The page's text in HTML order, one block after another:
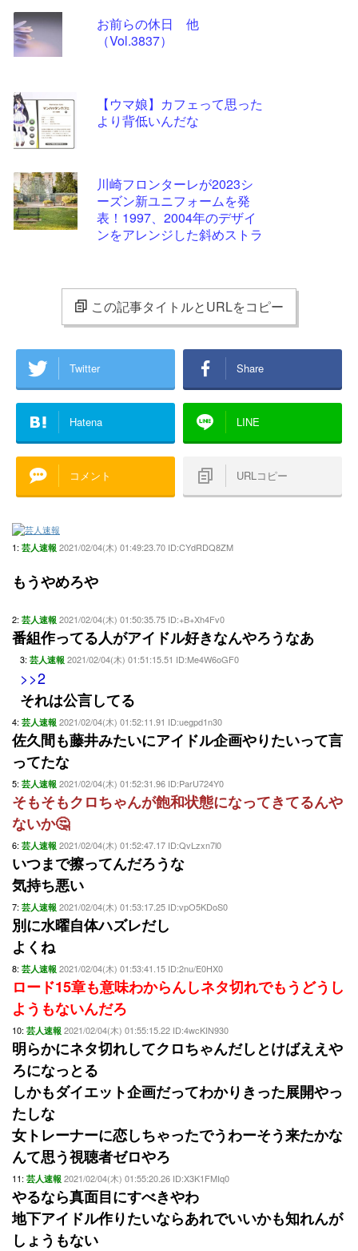
お前らの休日 他
（Vol.3837）
【ウマ娘】カフェって思った
より背低いんだな
川崎フロンターレが2023シ
ーズン新ユニフォームを発
表！1997、2004年のデザイ
ンをアレンジした斜めストラ
この記事タイトルとURLをコピー
Twitter Share
Hatena LINE
コメント URLコピー
1: 芸人速報 2021/02/04(木) 01:49:23.70 ID:CYdRDQ8ZM
もうやめろや
2: 芸人速報 2021/02/04(木) 01:50:35.75 ID:+B+Xh4Fv0
番組作ってる人がアイドル好きなんやろうなあ
3: 芸人速報 2021/02/04(木) 01:51:15.51 ID:Me4W6oGF0
>>2
それは公言してる
4: 芸人速報 2021/02/04(木) 01:52:11.91 ID:uegpd1n30
佐久間も藤井みたいにアイドル企画やりたいって言
ってたな
5: 芸人速報 2021/02/04(木) 01:52:31.96 ID:ParU724Y0
そもそもクロちゃんが飽和状態になってきてるんや
ないか🤔
6: 芸人速報 2021/02/04(木) 01:52:47.17 ID:QvLzxn7l0
いつまで擦ってんだろうな
気持ち悪い
7: 芸人速報 2021/02/04(木) 01:53:17.25 ID:vpO5KDoS0
別に水曜自体ハズレだし
よくね
8: 芸人速報 2021/02/04(木) 01:53:41.15 ID:2nu/E0HX0
ロード15章も意味わからんしネタ切れでもうどうし
ようもないんだろ
10: 芸人速報 2021/02/04(木) 01:55:15.22 ID:4wcKIN930
明らかにネタ切れしてクロちゃんだしとけばええや
ろになっとる
しかもダイエット企画だってわかりきった展開やっ
たしな
女トレーナーに恋しちゃったでうわーそう来たかな
んて思う視聴者ゼロやろ
11: 芸人速報 2021/02/04(木) 01:55:20.26 ID:X3K1FMIq0
やるなら真面目にすべきやわ
地下アイドル作りたいならあれでいいかも知れんが
しょうもない